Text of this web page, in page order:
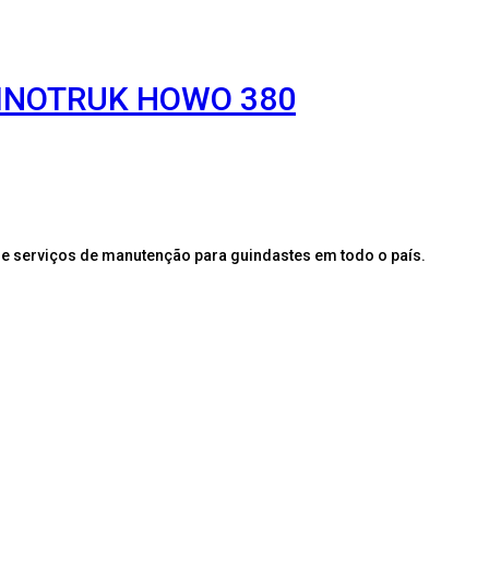
HOWO 380
serviços de manutenção para guindastes em todo o país.